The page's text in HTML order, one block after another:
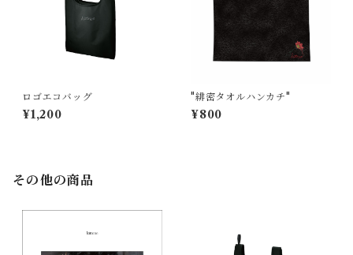
ロゴエコバッグ
¥1,200
"緋密タオルハンカチ"
¥800
その他の商品